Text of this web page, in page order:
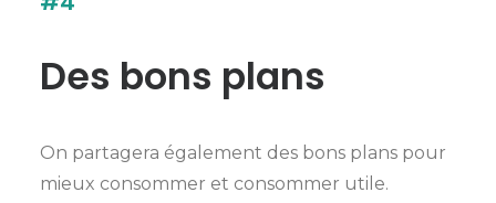
Des bons plans
On partagera également des bons plans pour
mieux consommer et consommer utile.